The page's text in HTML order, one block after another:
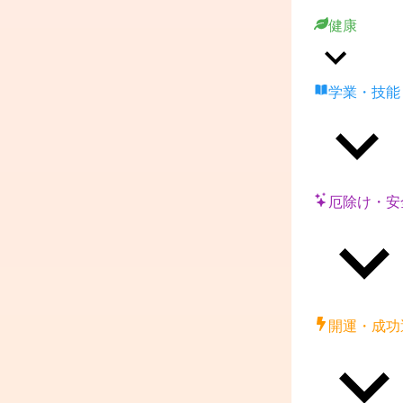
健康
学業・技能
厄除け・
開運・成